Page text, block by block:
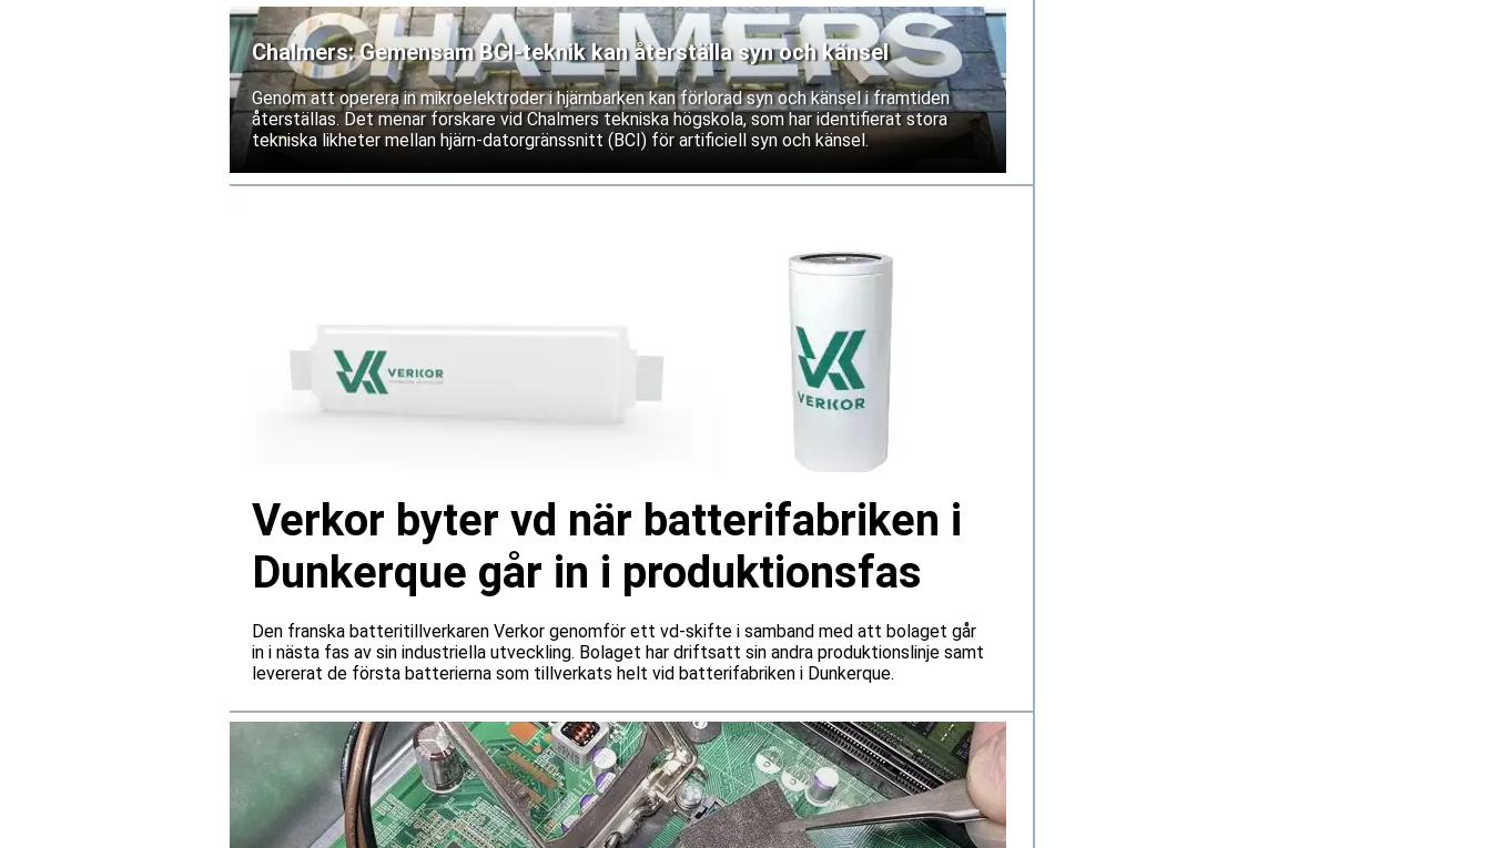
Chalmers: Gemensam BCI-teknik kan återställa syn och känsel
Genom att operera in mikroelektroder i hjärnbarken kan förlorad syn och känsel i framtiden
återställas. Det menar forskare vid Chalmers tekniska högskola, som har identifierat stora
tekniska likheter mellan hjärn-datorgränssnitt (BCI) för artificiell syn och känsel.
Verkor byter vd när batterifabriken i
Dunkerque går in i produktionsfas
Den franska batteritillverkaren Verkor genomför ett vd-skifte i samband med att bolaget går
in i nästa fas av sin industriella utveckling. Bolaget har driftsatt sin andra produktionslinje samt
levererat de första batterierna som tillverkats helt vid batterifabriken i Dunkerque.